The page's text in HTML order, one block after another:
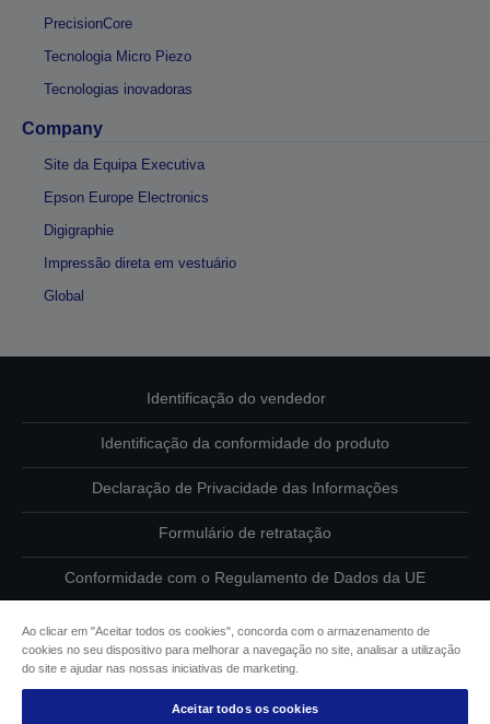
PrecisionCore
Tecnologia Micro Piezo
Tecnologias inovadoras
Company
Site da Equipa Executiva
Epson Europe Electronics
Digigraphie
Impressão direta em vestuário
Global
Identificação do vendedor
Identificação da conformidade do produto
Declaração de Privacidade das Informações
Formulário de retratação
Conformidade com o Regulamento de Dados da UE
Informações sobre cookies
Compromisso da Epson para com a acessibilidade
Ao clicar em "Aceitar todos os cookies", concorda com o armazenamento de
cookies no seu dispositivo para melhorar a navegação no site, analisar a utilização
do site e ajudar nas nossas iniciativas de marketing.
Aceitar todos os cookies